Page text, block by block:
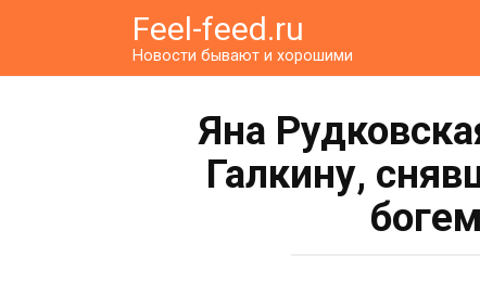
Feel-feed.ru
Новости бывают и хорошими
Яна
Галкину,